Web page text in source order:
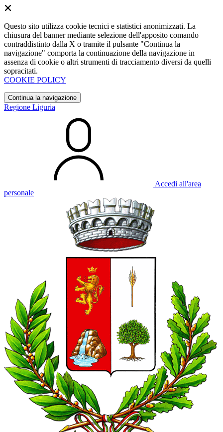
Questo sito utilizza cookie tecnici e statistici anonimizzati. La
chiusura del banner mediante selezione dell'apposito comando
contraddistinto dalla X o tramite il pulsante "Continua la
navigazione" comporta la continuazione della navigazione in
assenza di cookie o altri strumenti di tracciamento diversi da quelli
sopracitati.
COOKIE POLICY
Continua la navigazione
Regione Liguria
Accedi all'area
personale